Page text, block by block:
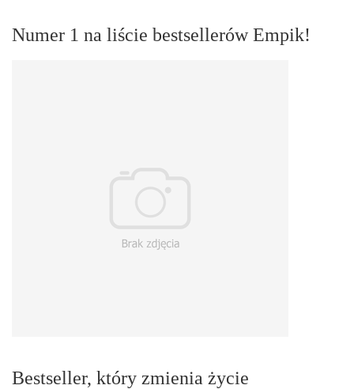
Numer 1 na liście bestsellerów Empik!
Bestseller, który zmienia życie